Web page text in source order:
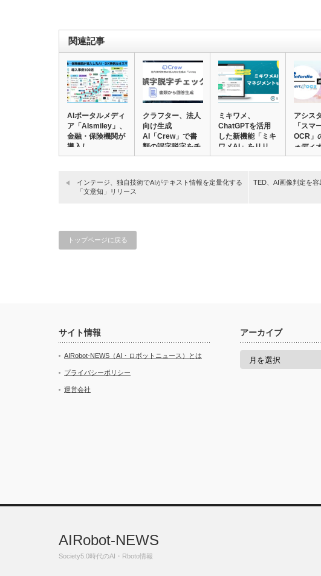
関連記事
AIポータルメディ
ア「AIsmiley」、
金融・保険機関が
導入し…
クラフター、法人
向け生成
AI「Crew」で書
類の誤字脱字をチ
ェッ…
ミキワメ、
ChatGPTを活用
した新機能「ミキ
ワメAI」をリリ
ー…
アシス
「スマ
OCR」
ォディ
ートナ
インテージ、独自技術でAIがテキスト情報を定量化する
「文意知」リリース
TED、AI画像判定を
トップページに戻る
サイト情報
AIRobot-NEWS（AI・ロボットニュース）とは
プライバシーポリシー
運営会社
アーカイブ
ア
AIRobot-NEWS
Society5.0時代のAI・Rboto情報